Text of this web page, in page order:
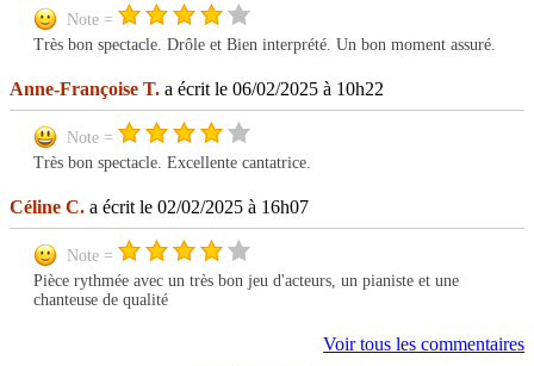
Note =
Très bon spectacle. Drôle et Bien interprété. Un bon moment assuré.
Anne-Françoise T. a écrit le 06/02/2025 à 10h22
Note =
Très bon spectacle. Excellente cantatrice.
Céline C. a écrit le 02/02/2025 à 16h07
Note =
Pièce rythmée avec un très bon jeu d'acteurs, un pianiste et une
chanteuse de qualité
Voir tous les commentaires